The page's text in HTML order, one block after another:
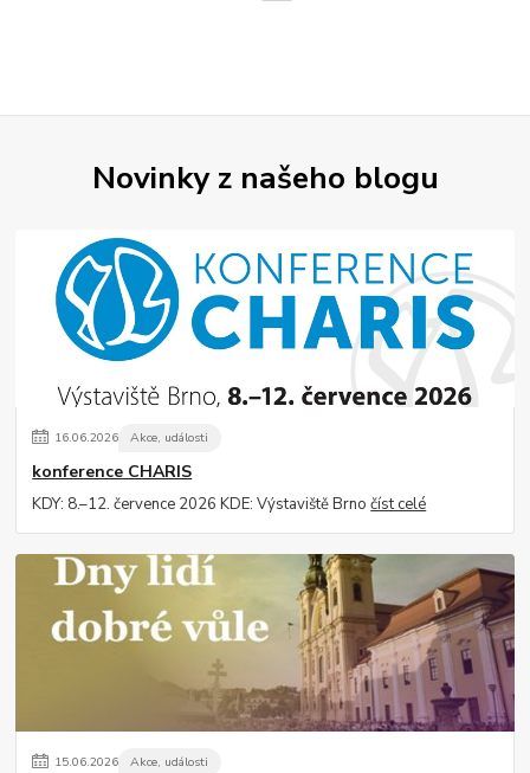
Novinky z našeho blogu
16.06.2026 Akce, události
konference CHARIS
KDY: 8.–12. července 2026 KDE: Výstaviště Brnočíst celé
15.06.2026 Akce, události